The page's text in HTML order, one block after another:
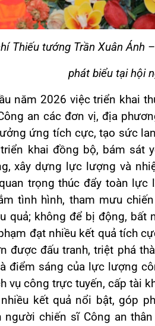
Thiếu tướng Trần Xuân Ánh
phát biểu tại hội
2026 việc triển khai
an các đơn vị, địa
ứng tích cực, tạo sức
khai đồng bộ, bám sát
xây dựng lực lượng và
trọng thúc đẩy toàn lực
tình hình, tham mưu
quả; không để bị động,
đạt nhiều kết quả tích
được đấu tranh, triệt phá
điểm sáng của lực lượng
vụ công trực tuyến, cấp tài
kết quả nổi bật, góp
người chiến sĩ Công an